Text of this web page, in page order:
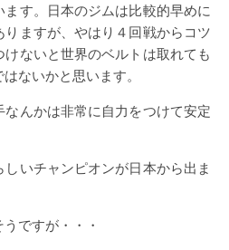
ます。日本のジムは比較的早めに
ますが、やはり４回戦からコツ
ないと世界のベルトは取れても
ないかと思います。
んかは非常に自力をつけて安定
いチャンピオンが日本から出ま
ですが・・・